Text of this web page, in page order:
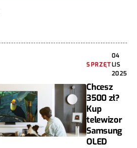
SPRZĘT
04
LIS
2025
Chcesz
3500 zł?
Kup
telewizor
Samsung
OLED